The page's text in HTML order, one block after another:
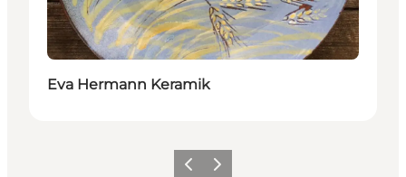
Eva Hermann Keramik
ZurückWeiter